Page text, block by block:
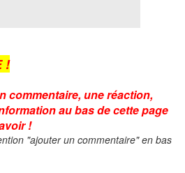
!
commentaire, une réaction,
au bas de cette page
!
"ajouter un commentaire" en bas